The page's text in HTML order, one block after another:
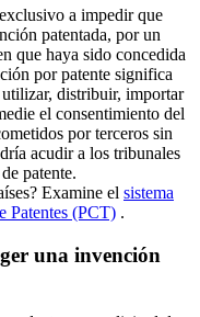
a impedir que
patentada, por un
que haya sido concedida
por patente significa
distribuir, importar
el consentimiento del
por terceros sin
acudir a los tribunales
patente.
Examine el sistema
Patentes (PCT) .
una invención